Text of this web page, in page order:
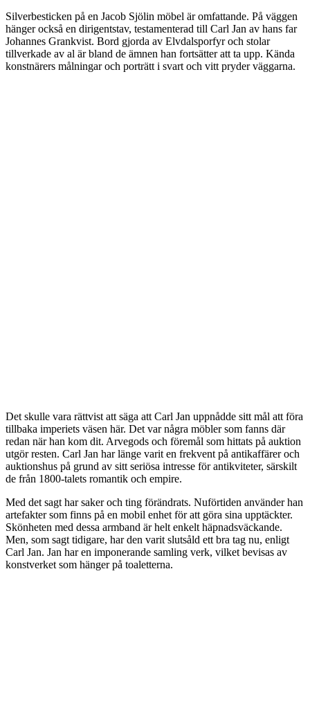
Silverbesticken på en Jacob Sjölin möbel är omfattande. På väggen
hänger också en dirigentstav, testamenterad till Carl Jan av hans far
Johannes Grankvist. Bord gjorda av Elvdalsporfyr och stolar
tillverkade av al är bland de ämnen han fortsätter att ta upp. Kända
konstnärers målningar och porträtt i svart och vitt pryder väggarna.
Det skulle vara rättvist att säga att Carl Jan uppnådde sitt mål att föra
tillbaka imperiets väsen här. Det var några möbler som fanns där
redan när han kom dit. Arvegods och föremål som hittats på auktion
utgör resten. Carl Jan har länge varit en frekvent på antikaffärer och
auktionshus på grund av sitt seriösa intresse för antikviteter, särskilt
de från 1800-talets romantik och empire.
Med det sagt har saker och ting förändrats. Nuförtiden använder han
artefakter som finns på en mobil enhet för att göra sina upptäckter.
Skönheten med dessa armband är helt enkelt häpnadsväckande.
Men, som sagt tidigare, har den varit slutsåld ett bra tag nu, enligt
Carl Jan. Jan har en imponerande samling verk, vilket bevisas av
konstverket som hänger på toaletterna.